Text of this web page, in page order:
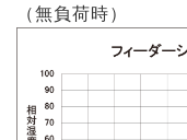
（無負荷時）